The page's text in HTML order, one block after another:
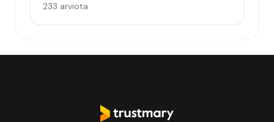
233 arviota